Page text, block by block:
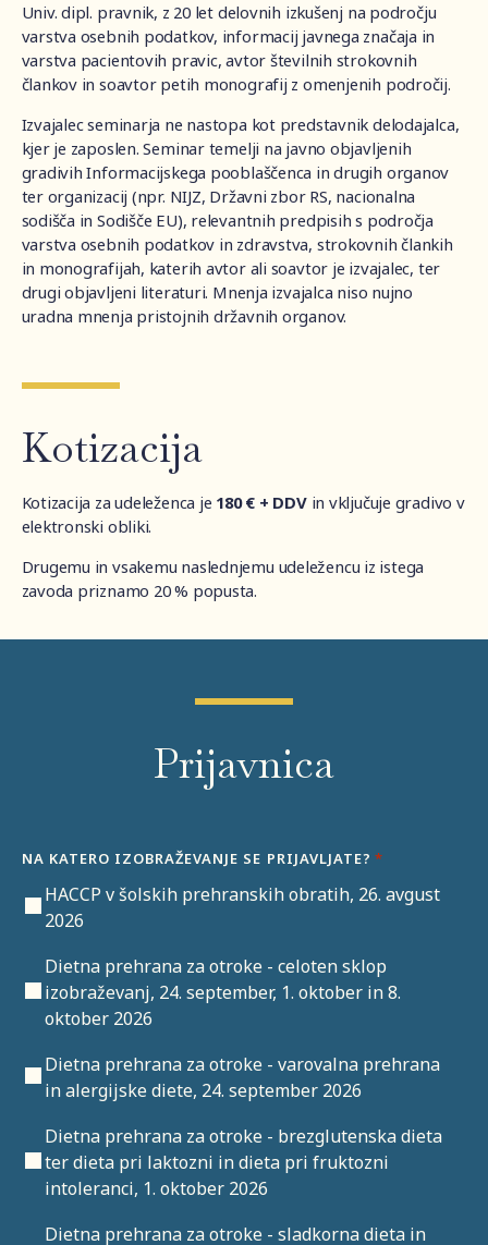
Univ. dipl. pravnik, z 20 let delovnih izkušenj na področju
varstva osebnih podatkov, informacij javnega značaja in
varstva pacientovih pravic, avtor številnih strokovnih
člankov in soavtor petih monografij z omenjenih področij.
Izvajalec seminarja ne nastopa kot predstavnik delodajalca,
kjer je zaposlen. Seminar temelji na javno objavljenih
gradivih Informacijskega pooblaščenca in drugih organov
ter organizacij (npr. NIJZ, Državni zbor RS, nacionalna
sodišča in Sodišče EU), relevantnih predpisih s področja
varstva osebnih podatkov in zdravstva, strokovnih člankih
in monografijah, katerih avtor ali soavtor je izvajalec, ter
drugi objavljeni literaturi. Mnenja izvajalca niso nujno
uradna mnenja pristojnih državnih organov.
Kotizacija
Kotizacija za udeleženca je 180 € + DDVin vključuje gradivo v
elektronski obliki.
Drugemu in vsakemu naslednjemu udeležencu iz istega
zavoda priznamo 20 % popusta.
Prijavnica
NA KATERO IZOBRAŽEVANJE SE PRIJAVLJATE? *
HACCP v šolskih prehranskih obratih, 26. avgust
2026
Dietna prehrana za otroke - celoten sklop
izobraževanj, 24. september, 1. oktober in 8.
oktober 2026
Dietna prehrana za otroke - varovalna prehrana
in alergijske diete, 24. september 2026
Dietna prehrana za otroke - brezglutenska dieta
ter dieta pri laktozni in dieta pri fruktozni
intoleranci, 1. oktober 2026
Dietna prehrana za otroke - sladkorna dieta in